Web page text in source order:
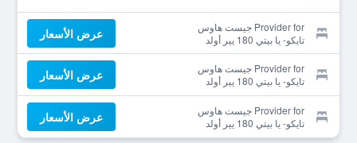
Provider for جيست هاوس
تايكو- يا بيتي 180 يير أولد
أوثينتيك تراديشنال هاوس
عرض الأسعار
Provider for جيست هاوس
تايكو- يا بيتي 180 يير أولد
أوثينتيك تراديشنال هاوس
عرض الأسعار
Provider for جيست هاوس
تايكو- يا بيتي 180 يير أولد
أوثينتيك تراديشنال هاوس
عرض الأسعار